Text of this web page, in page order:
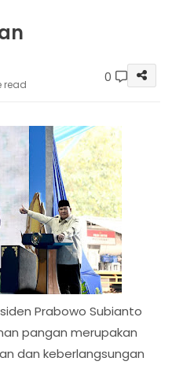
read 0
Prabowo Subianto
pangan merupakan
dan keberlangsungan